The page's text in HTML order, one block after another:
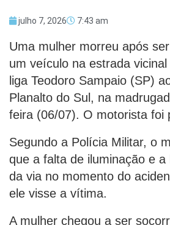
julho 7, 2026 7:43 am
Uma mulher morreu após
um veículo na estrada
liga Teodoro Sampaio (SP)
Planalto do Sul, na
feira (06/07). O motorista foi
Segundo a Polícia Militar, o
que a falta de iluminação e a
da via no momento do
ele visse a vítima.
A mulher chegou a ser